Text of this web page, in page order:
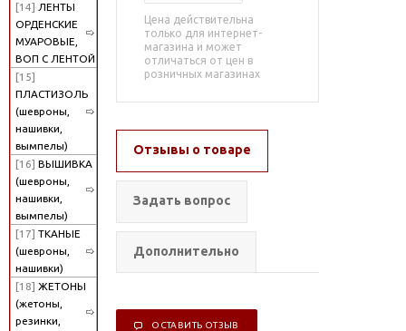
[14] ЛЕНТЫ
ОРДЕНСКИЕ
МУАРОВЫЕ,
ВОП С ЛЕНТОЙ
[15]
ПЛАСТИЗОЛЬ
(шевроны,
нашивки,
вымпелы)
[16] ВЫШИВКА
(шевроны,
нашивки,
вымпелы)
[17] ТКАНЫЕ
(шевроны,
нашивки)
[18] ЖЕТОНЫ
(жетоны,
резинки,
Цена действительна
только для интернет-
магазина и может
отличаться от цен в
розничных магазинах
Отзывы о товаре
Задать вопрос
Дополнительно
ОСТАВИТЬ ОТЗЫВ